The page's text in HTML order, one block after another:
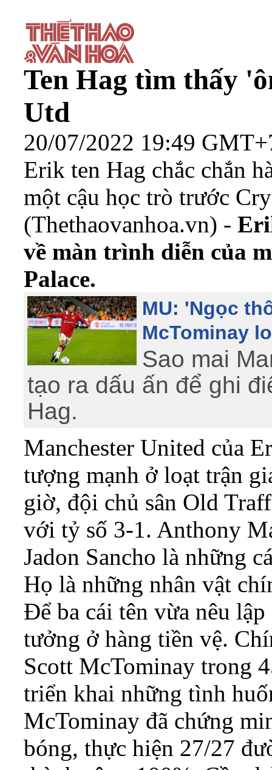
Ten Hag tìm thấy
Utd
20/07/2022 19:49
Erik ten Hag chắc chắn
một cậu học trò trước
(Thethaovanhoa.vn) -
về màn trình diễn của
Palace.
MU: 'Ngọc
McTominay
Sao mai
tạo ra dấu ấn để ghi
Hag.
Manchester United của
tượng mạnh ở loạt trận
giờ, đội chủ sân Old
với tỷ số 3-1. Anthony
Jadon Sancho là những
Họ là những nhân vật
Để ba cái tên vừa nêu
tưởng ở hàng tiền vệ.
Scott McTominay trong
triển khai những tình
McTominay đã chứng
bóng, thực hiện 27/27